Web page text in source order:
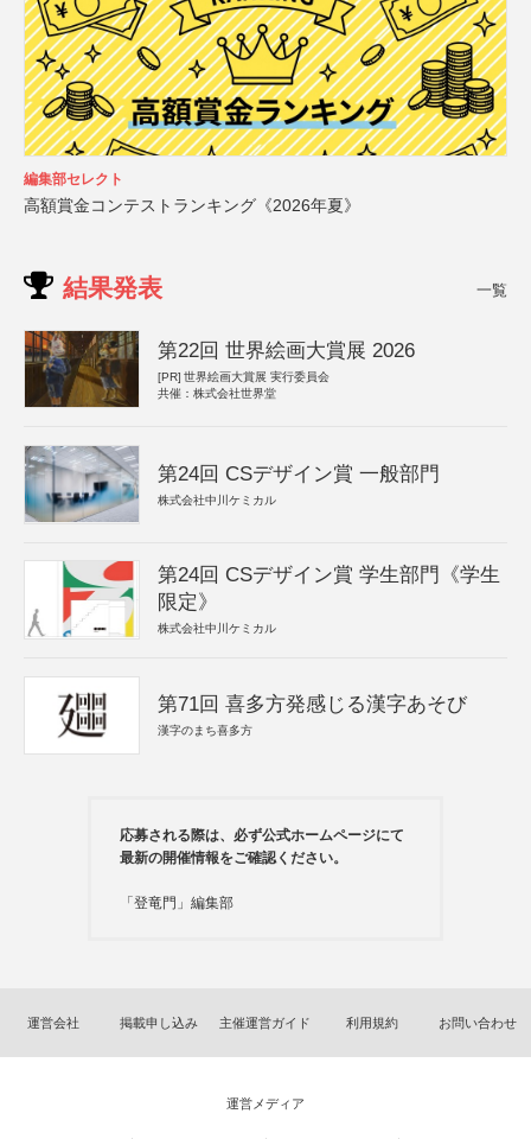
編集部セレクト
高額賞金コンテストランキング《2026年夏》
結果発表 一覧
第22回 世界絵画大賞展 2026
[PR] 世界絵画大賞展 実行委員会
共催：株式会社世界堂
第24回 CSデザイン賞 一般部門
株式会社中川ケミカル
第24回 CSデザイン賞 学生部門《学生
限定》
株式会社中川ケミカル
第71回 喜多方発感じる漢字あそび
漢字のまち喜多方
応募される際は、必ず公式ホームページにて
最新の開催情報をご確認ください。
「登竜門」編集部
運営会社 掲載申し込み 主催運営ガイド 利用規約 お問い合わせ
運営メディア